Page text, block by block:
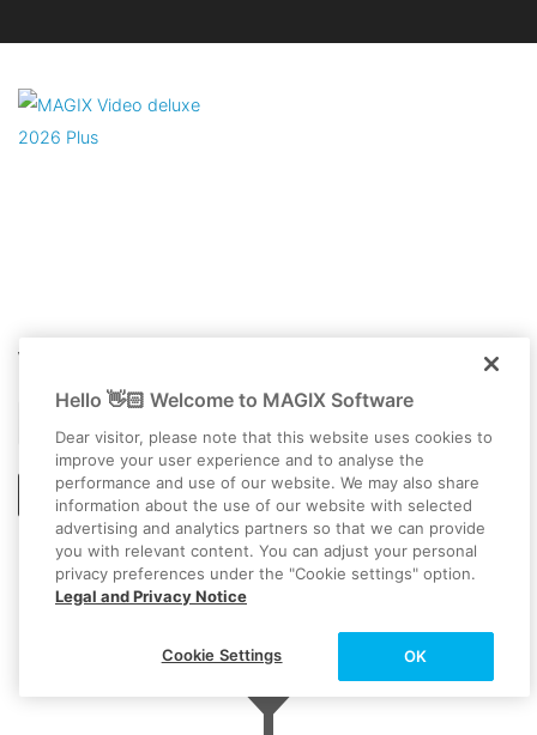
en la pista y selecciona la opción "Funciones de audio" >
imagen visual del material de audio y podrás ver dónde se
La imagen y el sonido suelen agruparse. Para poder cortar solo
la pista de audio, primero hay que deshacer la agrupación.
Haz clic en el icono Desagrupar de la barra de herramientas.
Ahora ya es posible recortar específicamente ruidos.
Si lo necesitas, puedes ampliar la imagen para ver
Video deluxe 2026 Plus
OTROS TEMAS DE INTERÉS
Hello 👋🏻 Welcome to MAGIX Software
Dear visitor, please note that this website uses cookies to
improve your user experience and to analyse the
performance and use of our website. We may also share
information about the use of our website with selected
advertising and analytics partners so that we can provide
you with relevant content. You can adjust your personal
privacy preferences under the "Cookie settings" option.
Legal and Privacy Notice
OK
Cookie Settings